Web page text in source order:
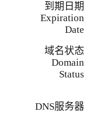
到期日期
Expiration
Date
域名状态
Domain
Status
DNS服务器